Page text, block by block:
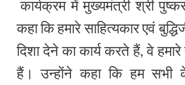
कार्यक्रम में मुख्यमंत्री श्री
कहा कि हमारे साहित्यकार एवं
दिशा देने का कार्य करते हैं, वे
हैं। उन्होंने कहा कि हम सभी